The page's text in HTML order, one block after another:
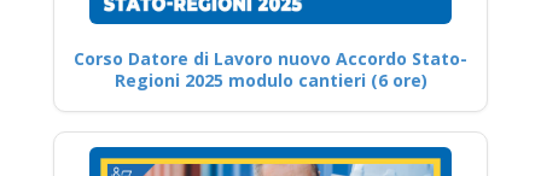
Corso Datore di Lavoro nuovo Accordo Stato-
Regioni 2025 modulo cantieri (6 ore)